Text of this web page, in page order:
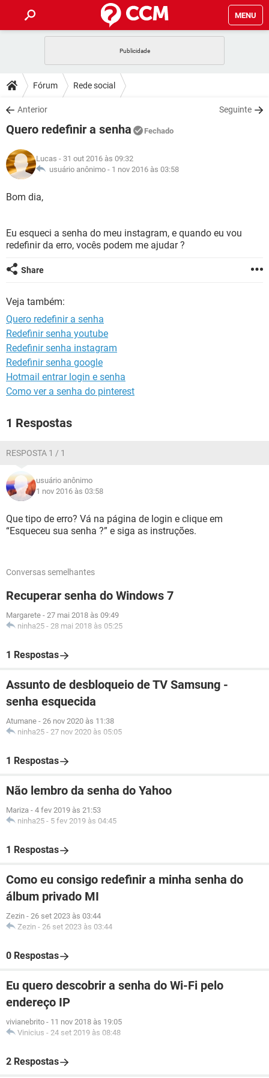
MENU
CELULAR
OUTLOOK
INSTAGRAM GMAIL
GUIA DE COMPRAS
DICAS
JOGOS
INSTAGRAM
GUIA DE COMPRAS
DOWNLOADS
JOGOS WHATSAPP
CELULAR
OUTLOOK EXCEL
INSTAGRAM
FÓRUM
JOGOS
CELULAR
OUTLOOK
GUIA DE COMPRAS
GLOSSÁRIO
JOGOS
OUTLOOK EXCEL
GMAIL
GUIA DE COMPRAS
Fórum Rede social
Anterior Seguinte
Quero redefinir a senha Fechado
Lucas - 31 out 2016 às 09:32
usuário anônimo - 1 nov 2016 às 03:58
Bom dia,
Eu esqueci a senha do meu instagram, e quando eu vou
redefinir da erro, vocês podem me ajudar ?
Share
Veja também:
Quero redefinir a senha
Redefinir senha youtube
Redefinir senha instagram
Redefinir senha google
Hotmail entrar login e senha
Como ver a senha do pinterest
1 Respostas
RESPOSTA 1 / 1
usuário anônimo
1 nov 2016 às 03:58
Que tipo de erro? Vá na página de login e clique em
“Esqueceu sua senha ?” e siga as instruções.
Conversas semelhantes
Recuperar senha do Windows 7
Margarete - 27 mai 2018 às 09:49
ninha25 - 28 mai 2018 às 05:25
1 Respostas
Assunto de desbloqueio de TV Samsung -
senha esquecida
Atumane - 26 nov 2020 às 11:38
ninha25 - 27 nov 2020 às 05:05
1 Respostas
Não lembro da senha do Yahoo
Mariza - 4 fev 2019 às 21:53
ninha25 - 5 fev 2019 às 04:45
1 Respostas
Como eu consigo redefinir a minha senha do
álbum privado MI
Zezin - 26 set 2023 às 03:44
Zezin - 26 set 2023 às 03:44
0 Respostas
Eu quero descobrir a senha do Wi-Fi pelo
endereço IP
vivianebrito - 11 nov 2018 às 19:05
Vinicius - 24 set 2019 às 08:48
2 Respostas